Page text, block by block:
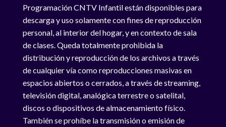
Programación CNTV Infantil están disponibles para
descarga y uso solamente con fines de reproducción
personal, al interior del hogar, y en contexto de sala
de clases. Queda totalmente prohibida la
distribución y reproducción de los archivos a través
de cualquier vía como reproducciones masivas en
espacios abiertos o cerrados, a través de streaming,
televisión digital, analógica terrestre o satelital,
discos o dispositivos de almacenamiento físico.
También se prohíbe la transmisión o emisión de